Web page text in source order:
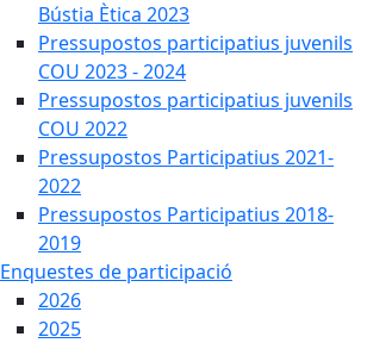
Bústia Ètica 2023
Pressupostos participatius juvenils
COU 2023 - 2024
Pressupostos participatius juvenils
COU 2022
Pressupostos Participatius 2021-
2022
Pressupostos Participatius 2018-
2019
Enquestes de participació
2026
2025